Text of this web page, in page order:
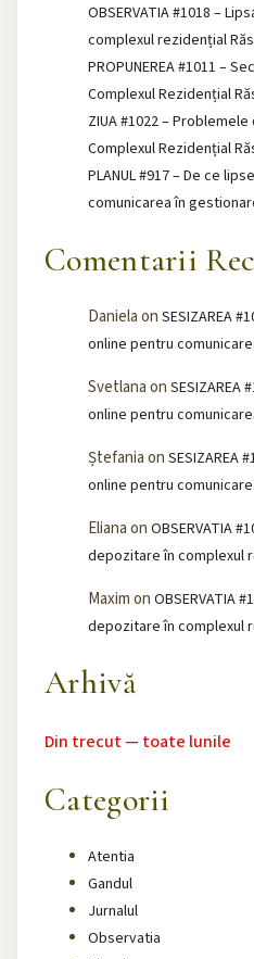
OBSERVATIA #1018 –
complexul rezidențial
PROPUNEREA #1011 –
Complexul Rezidențial
ZIUA #1022 –
Complexul Rezidențial
PLANUL #917 – De ce
comunicarea în
Comentarii
Danielaon SESIZAREA
online pentru
Svetlanaon SESIZAREA
online pentru
Ștefaniaon SESIZAREA
online pentru
Elianaon OBSERVATIA
depozitare în complexul
Maximon OBSERVATIA
depozitare în complexul
Arhivă
Din trecut — toate lunile
Categorii
Atentia
Gandul
Jurnalul
Observatia